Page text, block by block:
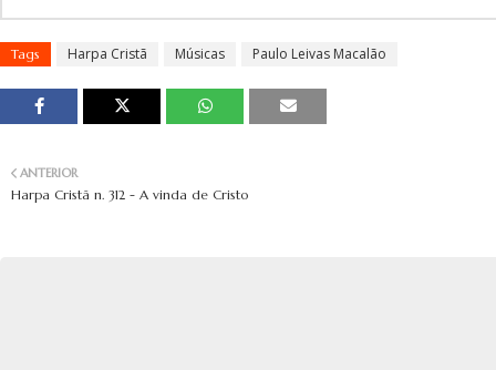
Tags Harpa Cristã Músicas Paulo Leivas Macalão
ANTERIOR
Harpa Cristã n. 312 - A vinda de Cristo